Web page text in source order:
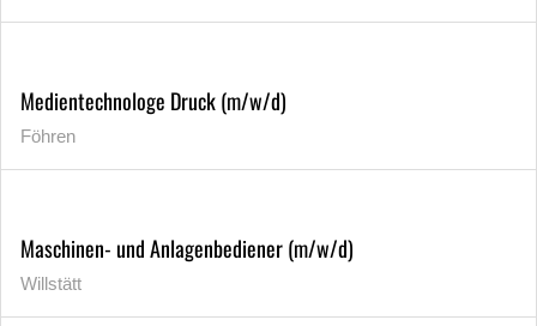
Medientechnologe Druck (m/w/d)
Föhren
Maschinen- und Anlagenbediener (m/w/d)
Willstätt